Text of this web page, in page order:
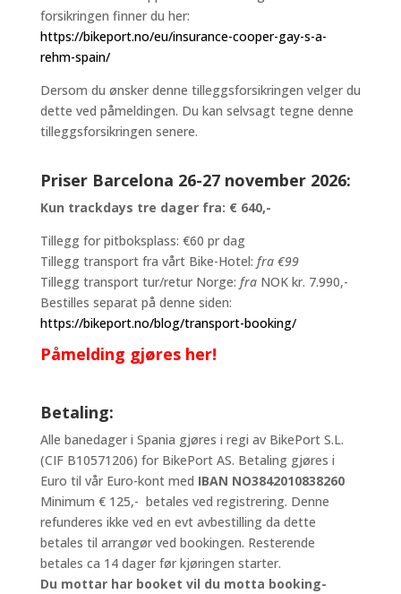
forsikringen finner du her:
https://bikeport.no/eu/insurance-cooper-gay-s-a-
rehm-spain/
Dersom du ønsker denne tilleggsforsikringen velger du
dette ved påmeldingen. Du kan selvsagt tegne denne
tilleggsforsikringen senere.
Priser Barcelona 26-27 november 2026:
Kun trackdays tre dager fra: € 640,-
Tillegg for pitboksplass: €60 pr dag
Tillegg transport fra vårt Bike-Hotel: fra €99
Tillegg transport tur/retur Norge: fraNOK kr. 7.990,-
Bestilles separat på denne siden:
https://bikeport.no/blog/transport-booking/
Påmelding gjøres her!
Betaling:
Alle banedager i Spania gjøres i regi av BikePort S.L.
(CIF B10571206) for BikePort AS. Betaling gjøres i
Euro til vår Euro-kont med IBAN NO3842010838260
Minimum € 125,- betales ved registrering. Denne
refunderes ikke ved en evt avbestilling da dette
betales til arrangør ved bookingen. Resterende
betales ca 14 dager før kjøringen starter.
Du mottar har booket vil du motta booking-